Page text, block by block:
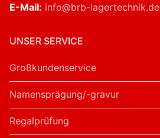
E-Mail: info@brb-lagertechnik.de
UNSER SERVICE
Großkundenservice
Namensprägung/-gravur
Regalprüfung